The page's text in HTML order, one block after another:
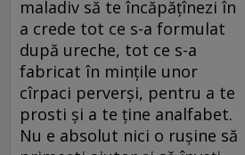
maladiv să te încăpățînezi în
a crede tot ce s-a formulat
după ureche, tot ce s-a
fabricat în mințile unor
cîrpaci perverși, pentru a te
prosti și a te ține analfabet.
Nu e absolut nici o rușine să